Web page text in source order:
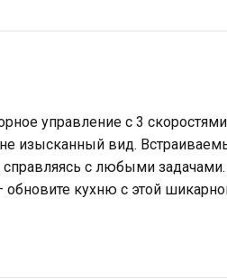
управление с 3 скоростями
изысканный вид.
справляясь с любыми
обновите кухню с этой